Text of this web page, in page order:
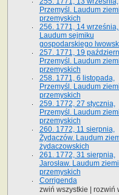
Przemyśl. Laudum
przemyskich
256. 1771, 14
Laudum sejmiku
gospodarskiego
257. 1771, 19
Przemyśl. Laudum
przemyskich
258. 1771, 6 listopada,
Przemyśl. Laudum
przemyskich
259. 1772, 27 stycznia,
Przemyśl. Laudum
przemyskich
260. 1772, 11 sierpnia,
Żydaczów. Laudum
żydaczowskich
261. 1772, 31 sierpnia,
Jarosław. Laudum
przemyskich
Corrigenda
zwiń wszystkie
rozwiń